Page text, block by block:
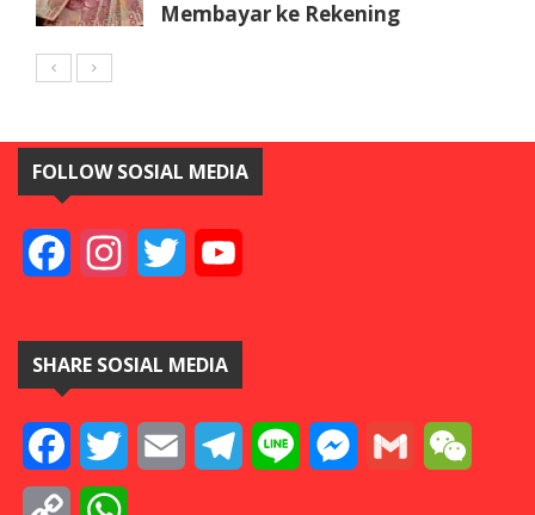
Membayar ke Rekening
FOLLOW SOSIAL MEDIA
FacebookInstagramTwitter
SHARE SOSIAL MEDIA
FacebookTwitter Email TelegramLine Messenger
Gmail
Copy